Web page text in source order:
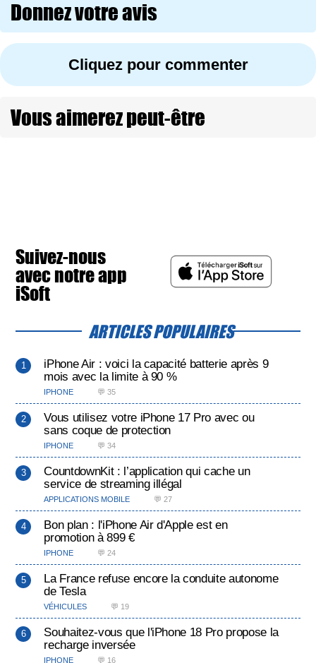
Donnez votre avis
Cliquez pour commenter
Vous aimerez peut-être
Suivez-nous
avec notre app
iSoft
ARTICLES POPULAIRES
iPhone Air : voici la capacité batterie après 9
mois avec la limite à 90 %
IPHONE 💬 35
Vous utilisez votre iPhone 17 Pro avec ou
sans coque de protection
IPHONE 💬 34
CountdownKit : l’application qui cache un
service de streaming illégal
APPLICATIONS MOBILE 💬 27
Bon plan : l'iPhone Air d'Apple est en
promotion à 899 €
IPHONE 💬 24
La France refuse encore la conduite autonome
de Tesla
VÉHICULES 💬 19
Souhaitez-vous que l'iPhone 18 Pro propose la
recharge inversée
IPHONE 💬 16